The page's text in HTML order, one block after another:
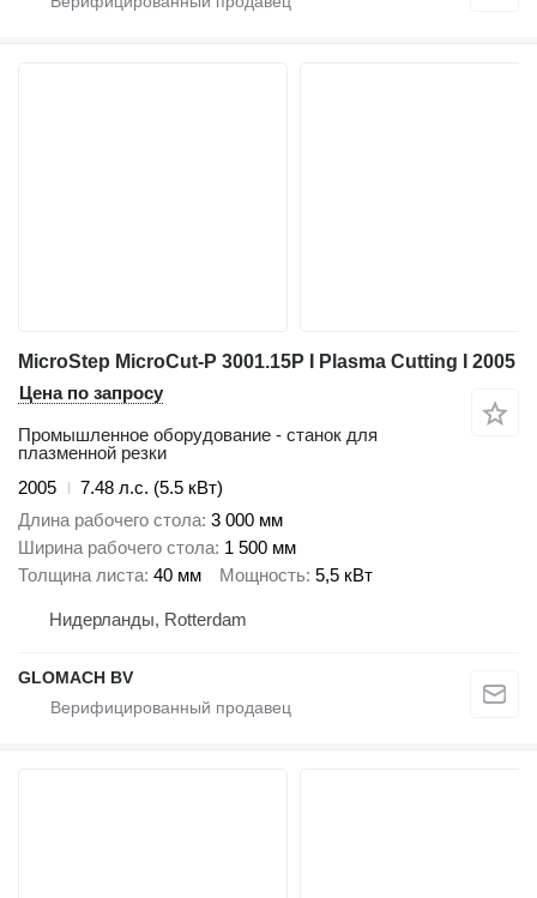
MicroStep MicroCut-P 3001.15P I Plasma Cutting I 2005
Цена по запросу
Промышленное оборудование - станок для
плазменной резки
2005
7.48 л.с. (5.5 кВт)
Длина рабочего стола 3 000 мм
Ширина рабочего стола 1 500 мм
Толщина листа 40 мм Мощность 5,5 кВт
Нидерланды, Rotterdam
GLOMACH BV